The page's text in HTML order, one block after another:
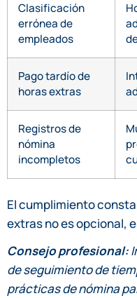
Clasificación
errónea de
empleados
Pago tardío de
horas extras
Registros de
nómina
incompletos
El cumplimiento
extras no es opcional,
Consejo profesional:
de seguimiento de
prácticas de nómina